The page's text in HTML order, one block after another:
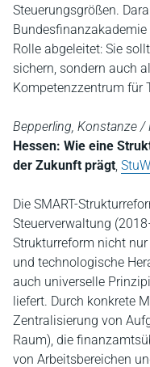
Steuerungsgrößen.
Rolle abgeleitet: Sie
sichern, sondern auch
Kompetenzzentrum für
Bepperling, Konstanze /
Hessen: Wie eine
der Zukunft prägt,
Die SMART-
Steuerverwaltung
Strukturreform nicht
und technologische
auch universelle
liefert. Durch konkrete
Zentralisierung von
Raum), die
von Arbeitsbereichen